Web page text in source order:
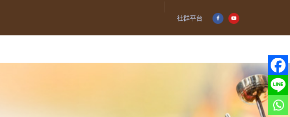
社群平台